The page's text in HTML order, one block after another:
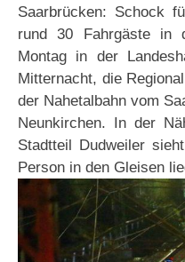
Saarbrücken: Schock
rund 30 Fahrgäste in
Montag in der
Mitternacht, die
der Nahetalbahn vom
Neunkirchen. In der
Stadtteil Dudweiler
Person in den Gleisen